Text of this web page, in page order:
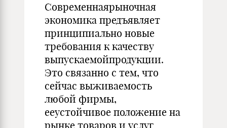
Современнаярыночная
экономика предъявляет
принципиально новые
требования к качеству
выпускаемойпродукции.
Это связанно с тем, что
сейчас выживаемость
любой фирмы,
ееустойчивое положение на
рынке товаров и услуг